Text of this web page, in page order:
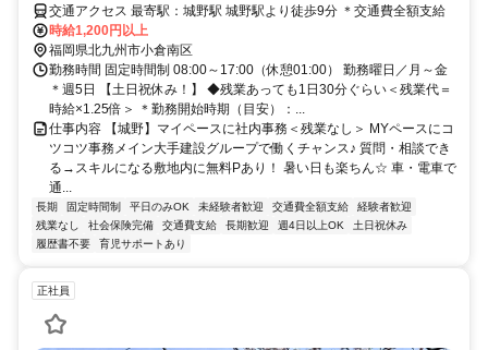
交通アクセス 最寄駅：城野駅 城野駅より徒歩9分 ＊交通費全額支給
時給1,200円以上
福岡県北九州市小倉南区
勤務時間 固定時間制 08:00～17:00（休憩01:00） 勤務曜日／月～金
＊週5日 【土日祝休み！】 ◆残業あっても1日30分ぐらい＜残業代＝
時給×1.25倍＞ ＊勤務開始時期（目安）：...
仕事内容 【城野】マイペースに社内事務＜残業なし＞ MYペースにコ
ツコツ事務メイン大手建設グループで働くチャンス♪ 質問・相談でき
る→スキルになる敷地内に無料Pあり！ 暑い日も楽ちん☆ 車・電車で
通...
長期 固定時間制 平日のみOK 未経験者歓迎 交通費全額支給
経験者歓迎
残業なし
社会保険完備 交通費支給 長期歓迎 週4日以上OK
土日祝休み
履歴書不要
育児サポートあり
正社員